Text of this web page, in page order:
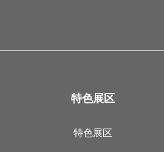
特色展区
特色展区